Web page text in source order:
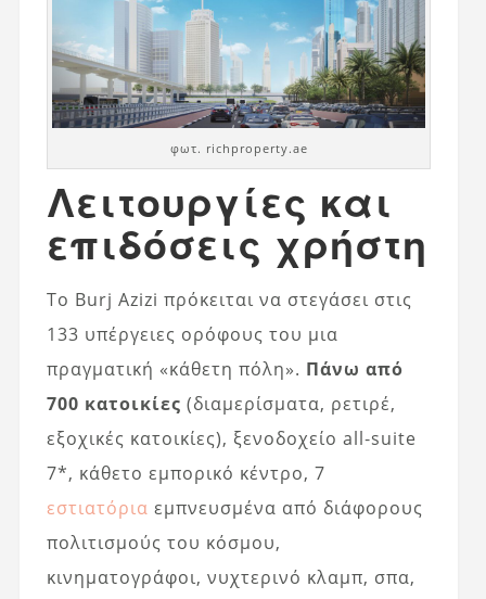
φωτ. richproperty.ae
Λειτουργίες και
επιδόσεις χρήστη
Το Burj Azizi πρόκειται να στεγάσει στις
133 υπέργειες ορόφους του μια
πραγματική «κάθετη πόλη». Πάνω από
700 κατοικίες (διαμερίσματα, ρετιρέ,
εξοχικές κατοικίες), ξενοδοχείο all‑suite
7*, κάθετο εμπορικό κέντρο, 7
εστιατόρια εμπνευσμένα από διάφορους
πολιτισμούς του κόσμου,
κινηματογράφοι, νυχτερινό κλαμπ, σπα,